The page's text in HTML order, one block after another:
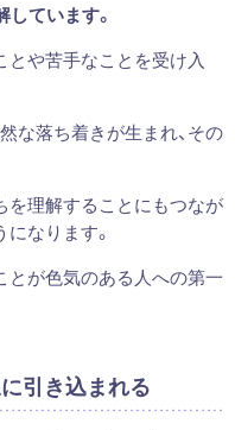
ています。
とや苦手なことを受け入
な落ち着きが生まれ、その
を理解することにもつなが
なります。
とが色気のある人への第一
引き込まれる